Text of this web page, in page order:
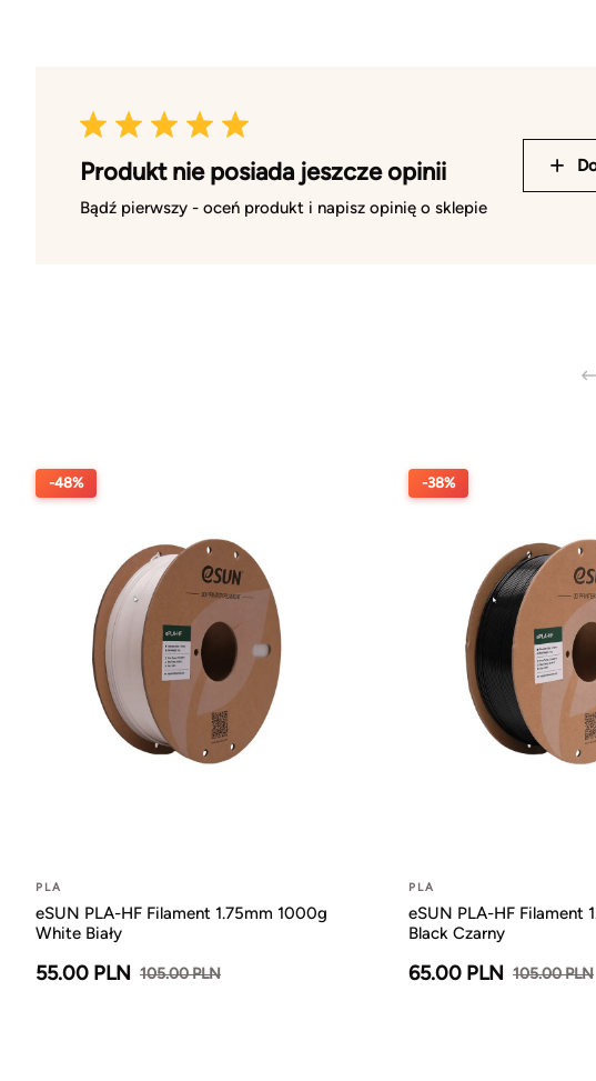
Produkt nie posiada jeszcze opinii
Bądź pierwszy - oceń produkt i napisz opinię o sklepie
-48%
PLA
eSUN PLA-HF Filament 1.75mm 1000g
White Biały
55.00 PLN 105.00 PLN
-38%
PLA
eSUN PLA-HF Filament
Black Czarny
65.00 PLN 105.00 PLN